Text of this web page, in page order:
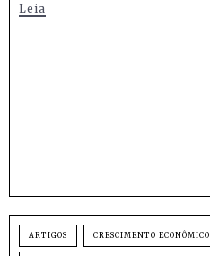
Leia
ARTIGOS CRESCIMENTO ECONÔMICO